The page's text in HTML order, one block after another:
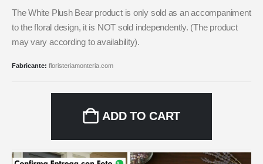
The White Plush Bear product is only sold as an accompaniment
to the floral design, it is NOT sold independently. (The product
may vary according to availability).
Fabricante: floristeriamonteria.com
ADD TO CART